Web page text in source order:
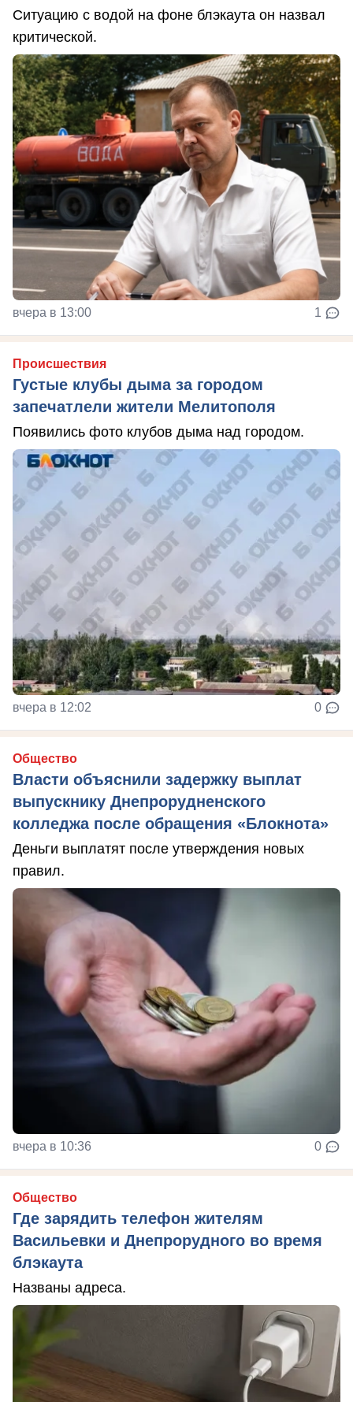
Ситуацию с водой на фоне блэкаута он назвал
критической.
вчера в 13:00 1
Происшествия
Густые клубы дыма за городом
запечатлели жители Мелитополя
Появились фото клубов дыма над городом.
вчера в 12:02 0
Общество
Власти объяснили задержку выплат
выпускнику Днепрорудненского
колледжа после обращения «Блокнота»
Деньги выплатят после утверждения новых
правил.
вчера в 10:36 0
Общество
Где зарядить телефон жителям
Васильевки и Днепрорудного во время
блэкаута
Названы адреса.